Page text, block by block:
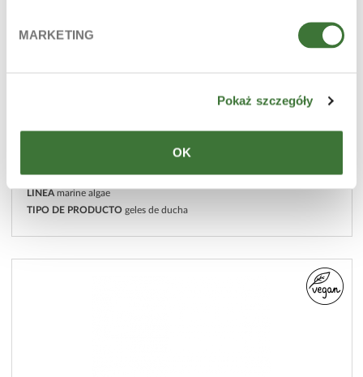
MARKETING
Pokaż szczegóły
OK
LÍNEA marine algae
TIPO DE PRODUCTO geles de ducha